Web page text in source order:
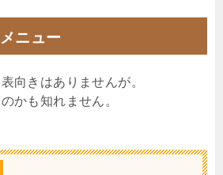
ニュー
向きはありませんが。
かも知れません。